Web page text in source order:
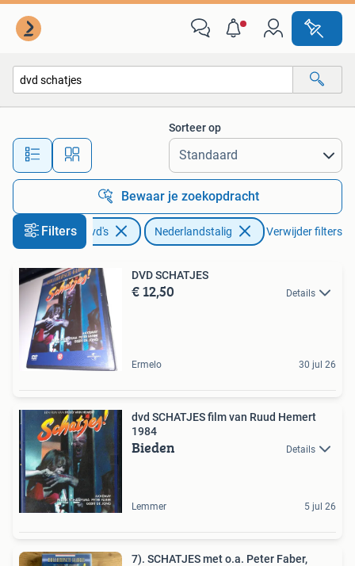
Alle afstanden…
Sorteer op
Bewaar je zoekopdracht
Filters
Cd's en Dvd's Nederlandstalig Verwijder filters
DVD SCHATJES
€ 12,50 Details
Ermelo 30 jul 26
dvd SCHATJES film van Ruud Hemert
1984
Bieden Details
Lemmer 5 jul 26
7). SCHATJES met o.a. Peter Faber,